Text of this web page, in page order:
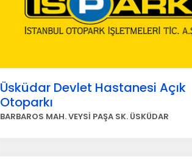
Üsküdar Devlet Hastanesi Açık
Otoparkı
BARBAROS MAH. VEYSİ PAŞA SK. ÜSKÜDAR